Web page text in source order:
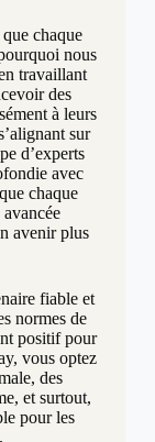
chaque
nous
travaillant
des
à leurs
sur
d’experts
avec
chaque
avenir plus
fiable et
normes de
positif pour
vous optez
des
et surtout,
pour les